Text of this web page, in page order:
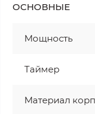
ОСНОВНЫЕ
Мощность
Таймер
Материал